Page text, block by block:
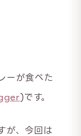
ーが食べた
)です。
が、今回は